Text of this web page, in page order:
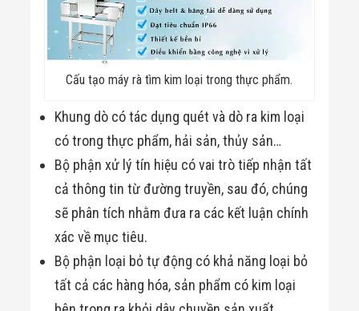
Xách
Dự Án Triển
Dự Án Ngành
Thủy Sản
Dự Án Ngành
Dự Án Ngành
Siêu Thị - Ngân
Hàng
Dự Án Ngành
Dự Án Ngành
Dự Án Ngành
Công An - Quân
Cấu tạo máy rà tìm kim loại trong thực phẩm.
Khung dò có tác dụng quét và dò ra kim loại
có trong thực phẩm, hải sản, thủy sản…
Bộ phận xử lý tín hiệu có vai trò tiếp nhận tất
cả thông tin từ đường truyền, sau đó, chúng
sẽ phân tích nhằm đưa ra các kết luận chính
xác về mục tiêu.
Bộ phận loại bỏ tự động có khả năng loại bỏ
tất cả các hàng hóa, sản phẩm có kim loại